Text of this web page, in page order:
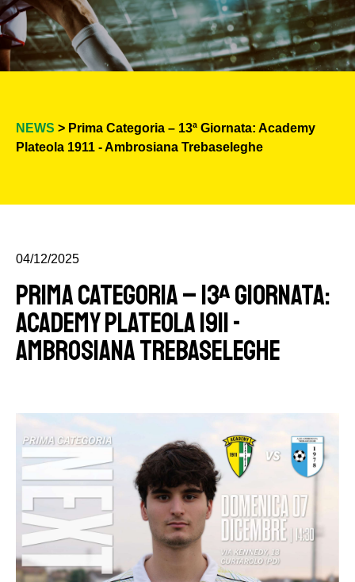
NEWS > Prima Categoria – 13ª Giornata: Academy
Plateola 1911 - Ambrosiana Trebaseleghe
04/12/2025
Prima Categoria – 13ª Giornata:
Academy Plateola 1911 -
Ambrosiana Trebaseleghe